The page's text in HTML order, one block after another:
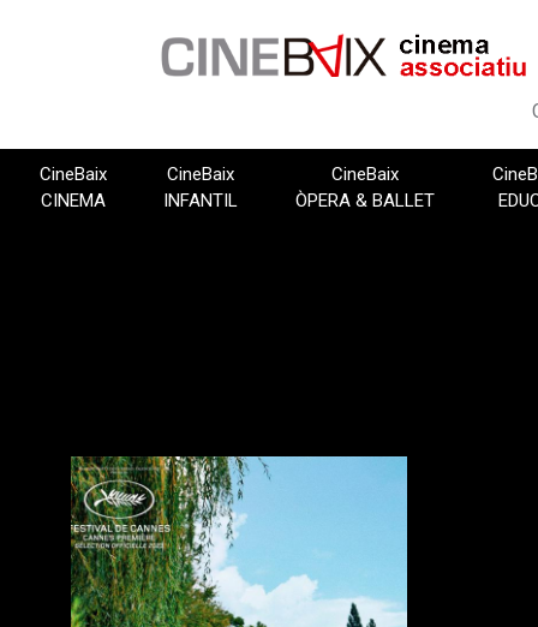
CineBaix
CINEMA
CineBaix
INFANTIL
CineBaix
ÒPERA & BALLET